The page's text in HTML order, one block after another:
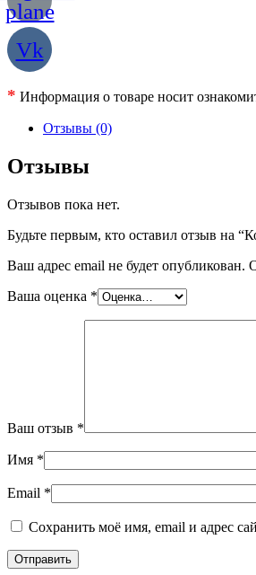
plane
Vk
* Информация о товаре носит
Отзывы (0)
Отзывы
Отзывов пока нет.
Будьте первым, кто оставил отзыв на
Ваш адрес email не будет опубликован.
Ваша оценка *
Ваш отзыв *
Имя *
Email *
Сохранить моё имя, email и адрес